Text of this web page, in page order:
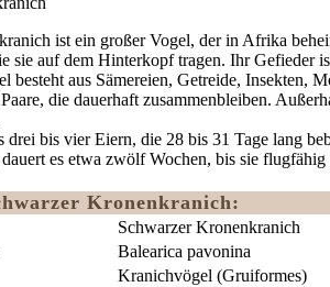
ist ein großer Vogel, der in Afrika
sie auf dem Hinterkopf tragen. Ihr Gefieder
besteht aus Sämereien, Getreide, Insekten,
die dauerhaft zusammenbleiben.
drei bis vier Eiern, die 28 bis 31 Tage lang
es etwa zwölf Wochen, bis sie flugfähig
Kronenkranich:
Schwarzer Kronenkranich
Balearica pavonina
Kranichvögel (Gruiformes)‎